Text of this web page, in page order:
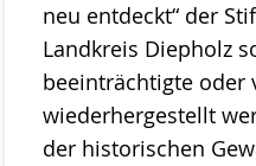
neu entdeckt“ der
Landkreis Diepholz
beeinträchtigte oder
wiederhergestellt
der historischen